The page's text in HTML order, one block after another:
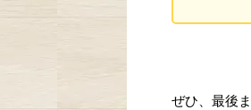
ぜひ、最後